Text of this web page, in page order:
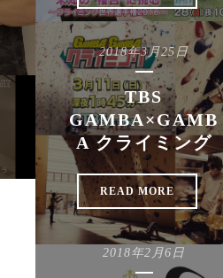
2018年3月25日
TBS
GAMBA×GAMB
A クライミング
READ MORE
2018年2月6日